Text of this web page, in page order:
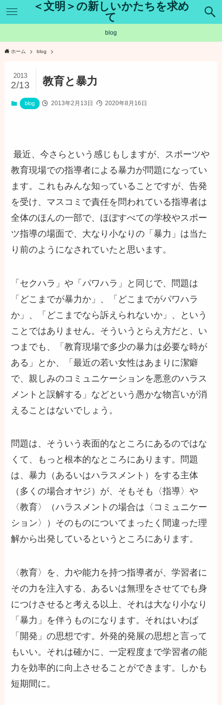
＜文明＞の新しいかたちを求め
て
blog
ホーム blog
教育と暴力
2013
2/13
blog 2013年2月13日 2020年8月16日
最近、今さらという感じもしますが、スポーツや
教育現場での指導者による暴力が問題になってい
ます。これもみんな知っていることですが、告発
を受け、マスコミで責任を問われている指導者は
全体のほんの一部で、ほぼすべての学校やスポー
ツ指導の場面で、大なり小なりの「暴力」は当た
り前のようになされていたと思います。
「セクハラ」や「パワハラ」と同じで、問題は
「どこまでが暴力か」、「どこまでがパワハラ
か」、「どこまでなら訴えられないか」、という
ことではありません。そういうとらえ方だと、い
つまでも、「教育現場で多少の暴力は必要な時が
ある」とか、「最近の若い女性はあまりに潔癖
で、親しみのコミュニケーションを悪意のハラス
メントと誤解する」などという愚かな物言いが消
えることはないでしょう。
問題は、そういう表面的なところにあるのではな
くて、もっと根本的なところにあります。問題
は、暴力（あるいはハラスメント）をする主体
（多くの場合オヤジ）が、そもそも〈指導〉や
〈教育〉（ハラスメントの場合は〈コミュニケー
ション〉）そのものについてまったく間違った理
解から出発しているというところにあります。
〈教育〉を、力や能力を持つ指導者が、学習者に
その力を注入する、あるいは無理をさせてでも身
につけさせると考える以上、それは大なり小なり
「暴力」を伴うものになります。それはいわば
「開発」の思想です。外発的発展の思想と言って
もいい。それは確かに、一定程度まで学習者の能
力を効率的に向上させることができます。しかも
短期間に。